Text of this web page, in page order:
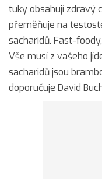
tuky obsahují zdravý
přeměňuje na
sacharidů. Fast-
Vše musí z vašeho
sacharidů jsou
doporučuje David